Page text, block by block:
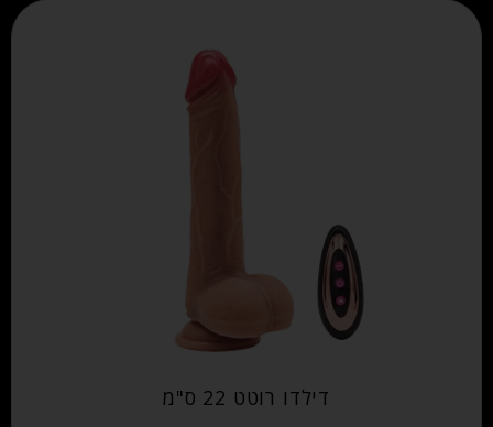
דילדו רוטט 22 ס"מ